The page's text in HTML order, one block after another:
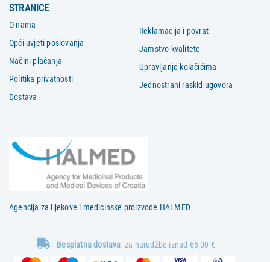
STRANICE
O nama
Opći uvjeti poslovanja
Načini plaćanja
Politika privatnosti
Dostava
Reklamacija i povrat
Jamstvo kvalitete
Upravljanje kolačićima
Jednostrani raskid ugovora
Agencija za lijekove i medicinske proizvode HALMED
Besplatna dostava za narudžbe iznad 65,00 €